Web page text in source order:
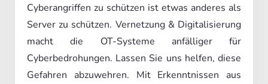
Cyberangriffen zu schützen ist etwas anderes als
Server zu schützen. Vernetzung & Digitalisierung
macht die OT-Systeme anfälliger für
Cyberbedrohungen. Lassen Sie uns helfen, diese
Gefahren abzuwehren. Mit Erkenntnissen aus